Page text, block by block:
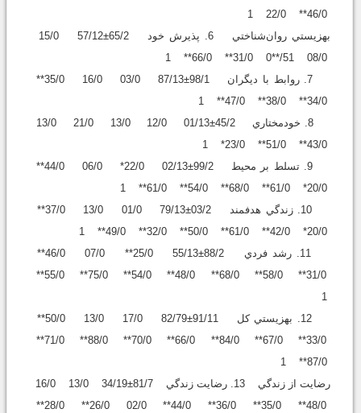
7. روابط با ديگران 98/1±87/13 03/0 16/0 35/0**
9. تسلط بر محيط 99/2±02/13 22/0* 06/0 44/0**
10. زندگي هدفمند 03/2±79/13 01/0 13/0 37/0**
11. رشد فردي 88/2±55/13 25/0** 07/0 46/0**
31/0** 58/0** 68/0** 48/0** 54/0** 75/0** 55/0**
12. بهزيستي کل 91/11±82/79 17/0 13/0 50/0**
33/0** 67/0** 84/0** 66/0** 70/0** 88/0** 71/0**
48/0** 35/0** 36/0** 44/0** 02/0 26/0** 28/0**